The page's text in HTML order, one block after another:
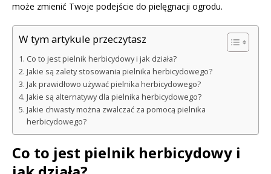
może zmienić Twoje podejście do pielęgnacji ogrodu.
W tym artykule przeczytasz
Co to jest pielnik herbicydowy i jak działa?
Jakie są zalety stosowania pielnika herbicydowego?
Jak prawidłowo używać pielnika herbicydowego?
Jakie są alternatywy dla pielnika herbicydowego?
Jakie chwasty można zwalczać za pomocą pielnika
herbicydowego?
Co to jest pielnik herbicydowy i